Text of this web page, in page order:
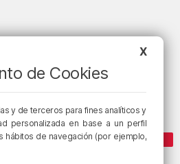
RECIENTES
X
de Cookies
y de terceros para fines analíticos y
personalizada en base a un perfil
hábitos de navegación (por ejemplo,